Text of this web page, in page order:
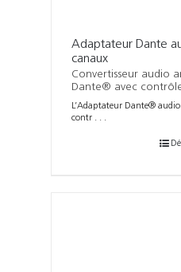
Adaptateur Dante
canaux
Convertisseur audio
Dante® avec
L’Adaptateur Dante®
contr . . .